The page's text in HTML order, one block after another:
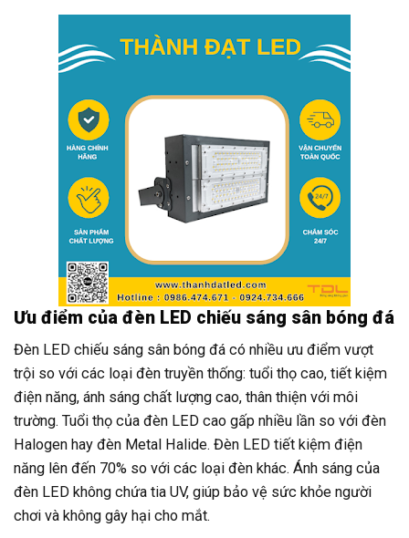
Ưu điểm của đèn LED chiếu sáng sân bóng đá
Đèn LED chiếu sáng sân bóng đá có nhiều ưu điểm vượt
trội so với các loại đèn truyền thống: tuổi thọ cao, tiết kiệm
điện năng, ánh sáng chất lượng cao, thân thiện với môi
trường. Tuổi thọ của đèn LED cao gấp nhiều lần so với đèn
Halogen hay đèn Metal Halide. Đèn LED tiết kiệm điện
năng lên đến 70% so với các loại đèn khác. Ánh sáng của
đèn LED không chứa tia UV, giúp bảo vệ sức khỏe người
chơi và không gây hại cho mắt.